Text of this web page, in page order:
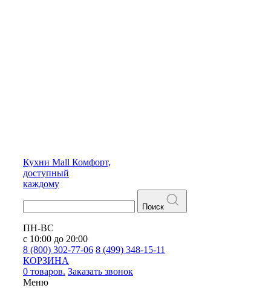
Кухни Mall Комфорт,
доступный
каждому
Поиск
ПН-ВС
с 10:00 до 20:00
8 (800) 302-77-06 8 (499) 348-15-11
КОРЗИНА
0 товаров. Заказать звонок
Меню